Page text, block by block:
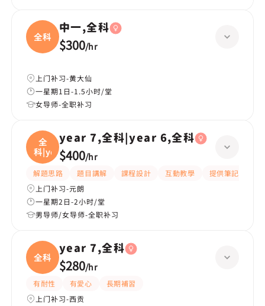
全科
中一,全科
$300/hr
上门补习-黄大仙
一星期1日-1.5小时/堂
女导师-全职补习
全
科|ye
year 7,全科|year 6,全科
$400/hr
解題思路 題目講解 課程設計 互動教學 提供筆記
上门补习-元朗
一星期2日-2小时/堂
男导师/女导师-全职补习
全科
year 7,全科
$280/hr
有耐性 有愛心
長期補習
上门补习-西贡